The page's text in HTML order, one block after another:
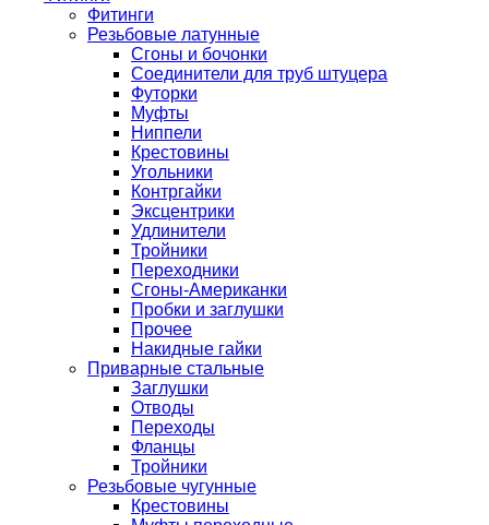
Фитинги
Резьбовые латунные
Сгоны и бочонки
Соединители для труб штуцера
Футорки
Муфты
Ниппели
Крестовины
Угольники
Контргайки
Эксцентрики
Удлинители
Тройники
Переходники
Сгоны-Американки
Пробки и заглушки
Прочее
Накидные гайки
Приварные стальные
Заглушки
Отводы
Переходы
Фланцы
Тройники
Резьбовые чугунные
Крестовины